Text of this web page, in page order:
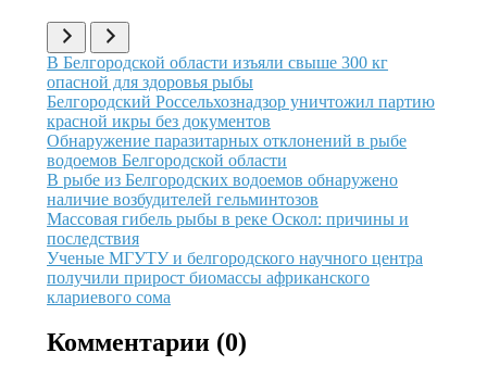
Иллюстрация новости
В Белгородской области изъяли свыше 300 кг
опасной для здоровья рыбы
Иллюстрация новости
Белгородский Россельхознадзор уничтожил партию
красной икры без документов
Иллюстрация новости
Обнаружение паразитарных отклонений в рыбе
водоемов Белгородской области
Иллюстрация новости
В рыбе из Белгородских водоемов обнаружено
наличие возбудителей гельминтозов
Иллюстрация новости
Массовая гибель рыбы в реке Оскол: причины и
последствия
Иллюстрация новости
Ученые МГУТУ и белгородского научного центра
получили прирост биомассы африканского
клариевого сома
Комментарии (0)